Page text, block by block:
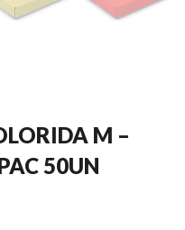
M –
50UN